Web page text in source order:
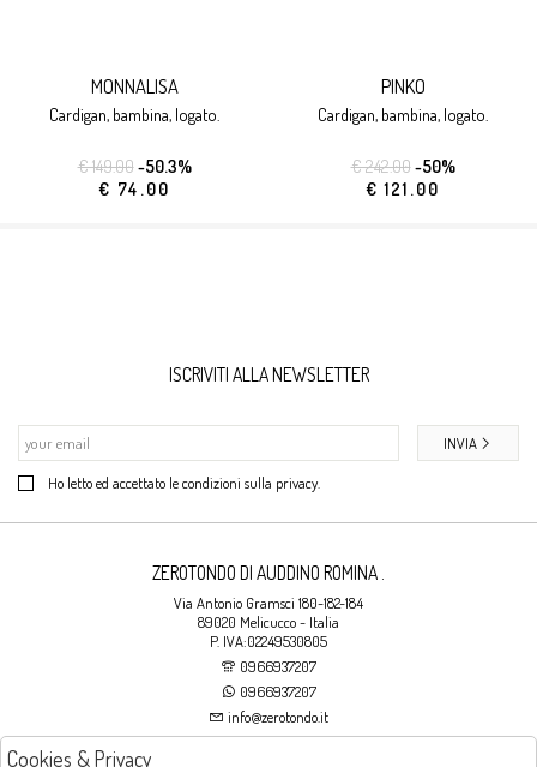
MONNALISA
cardigan, bambina, logato.
€ 149.00-50.3%
€ 74.00
PINKO
cardigan, bambina, logato.
€ 242.00-50%
€ 121.00
ISCRIVITI ALLA NEWSLETTER
Ho letto ed accettato le condizioni sulla privacy.
INVIA
ZEROTONDO DI AUDDINO ROMINA .
Via Antonio Gramsci 180-182-184
89020 Melicucco - Italia
P. IVA:02249530805
0966937207
0966937207
info@zerotondo.it
Cookies & Privacy